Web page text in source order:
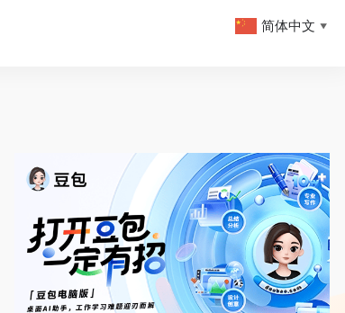
简体中文 ▼